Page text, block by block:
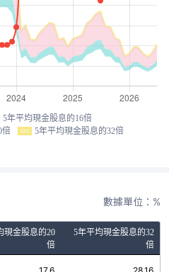
5年平均現金股息的16倍
倍
5年平均現金股息的32倍
數據單位：%
現金股息的20
倍
5年平均現金股息的32
倍